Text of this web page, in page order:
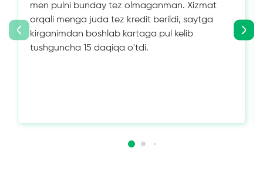
men pulni bunday tez olmaganman. Xizmat
orqali menga juda tez kredit berildi, saytga
kirganimdan boshlab kartaga pul kelib
tushguncha 15 daqiqa o'tdi.